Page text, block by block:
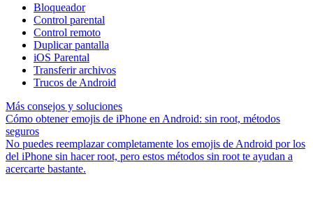
Bloqueador
Control parental
Control remoto
Duplicar pantalla
iOS Parental
Transferir archivos
Trucos de Android
Más consejos y soluciones
Cómo obtener emojis de iPhone en Android: sin root, métodos
seguros
No puedes reemplazar completamente los emojis de Android por los
del iPhone sin hacer root, pero estos métodos sin root te ayudan a
acercarte bastante.